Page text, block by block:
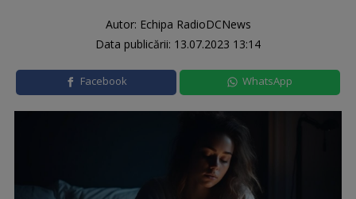
Autor: Echipa RadioDCNews
Data publicării: 13.07.2023 13:14
Facebook WhatsApp